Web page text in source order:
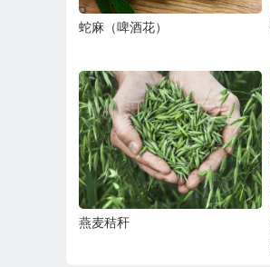
蛇麻（啤酒花）
燕麦秸秆